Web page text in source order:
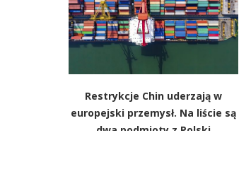
Restrykcje Chin uderzają w
europejski przemysł. Na liście są
dwa podmioty z Polski